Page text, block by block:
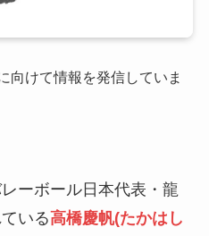
向けて情報を発信していま
ーボール日本代表・龍
いる高橋慶帆(たかはし